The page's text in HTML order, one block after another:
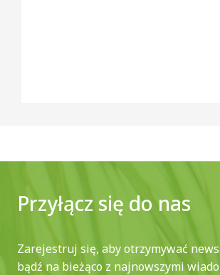
Przyłącz się do nas
Zarejestruj się, aby otrzymywać
bądź na bieżąco z najnowszymi